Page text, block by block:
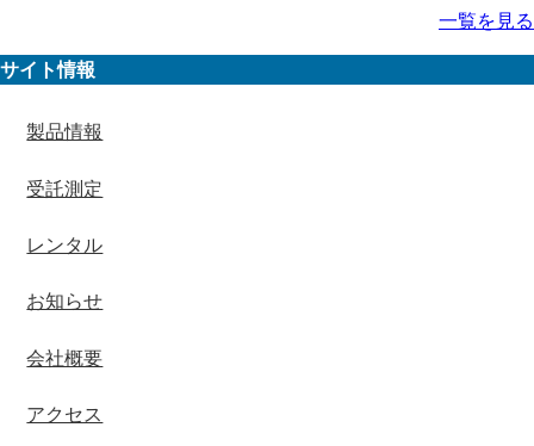
一覧を見る
サイト情報
製品情報
受託測定
レンタル
お知らせ
会社概要
アクセス